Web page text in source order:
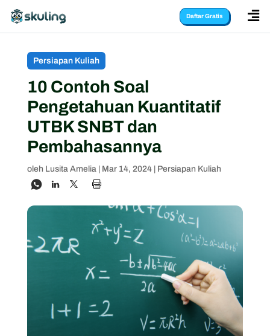
Daftar Gratis 
Persiapan Kuliah
10 Contoh Soal
Pengetahuan Kuantitatif
UTBK SNBT dan
Pembahasannya
oleh Lusita Amelia| Mar 14, 2024| Persiapan Kuliah